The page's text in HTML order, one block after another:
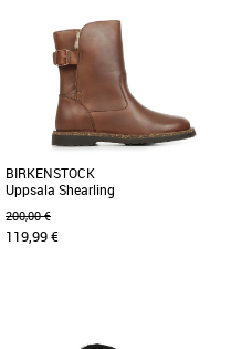
Bottes femme
Découvrez les Buffalo Lennox Lace Up
Mid, des bottes qui allient élégance et
confort pour la saison [...]
BIRKENSTOCK
Uppsala Shearling
200,00 €
119,99 €